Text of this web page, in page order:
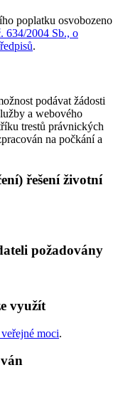
poplatku osvobozeno
634/2004 Sb., o
.
podávat žádosti
a webového
trestů právnických
na počkání a
řešení životní
požadovány
využít
moci.